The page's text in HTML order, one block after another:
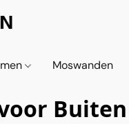
Moswanden
Buiten